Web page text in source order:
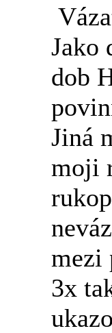
Jako
dob
Jiná
moji
mezi
3x